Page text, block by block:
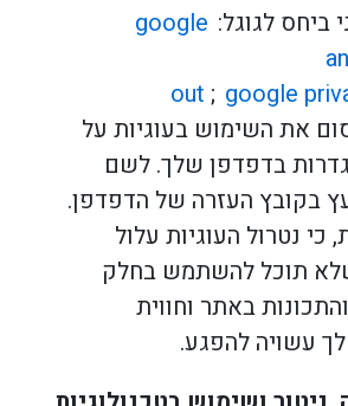
ביחס לגוגל: google
out ; google
את השימוש בעוגיות על
בדפדפן שלך. לשם
בקובץ העזרה של הדפדפן.
כי נטרול העוגיות עלול
תוכל להשתמש בחלק
באתר וחווית
עשויה להפגע.